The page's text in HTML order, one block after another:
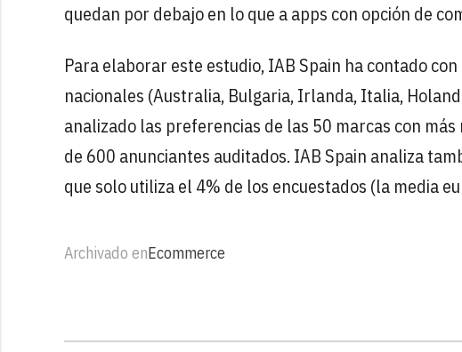
quedan por debajo en lo que a apps con opción de
Para elaborar este estudio, IAB Spain ha contado
nacionales (Australia, Bulgaria, Irlanda, Italia,
analizado las preferencias de las 50 marcas con
de 600 anunciantes auditados. IAB Spain analiza
que solo utiliza el 4% de los encuestados (la media
Archivado enEcommerce